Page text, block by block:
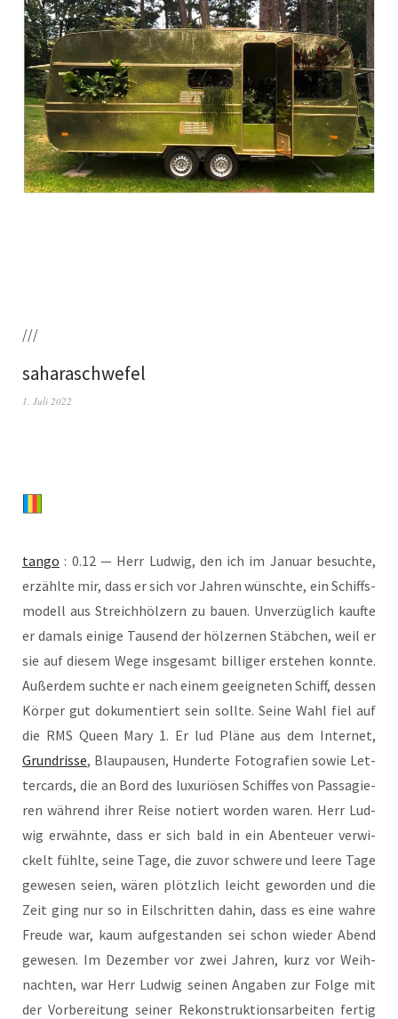
///
saharaschwefel
1. Juli 2022
tan­go : 0.12 — Herr Lud­wig, den ich im Janu­ar besuch­te,
erzähl­te mir, dass er sich vor Jah­ren wünsch­te, ein Schiffs­
mo­dell aus Streich­höl­zern zu bau­en. Unver­züg­lich kauf­te
er damals eini­ge Tau­send der höl­zer­nen Stäb­chen, weil er
sie auf die­sem Wege ins­ge­samt bil­li­ger erste­hen konn­te.
Außer­dem such­te er nach einem geeig­ne­ten Schiff, des­sen
Kör­per gut doku­men­tiert sein soll­te. Sei­ne Wahl fiel auf
die RMS Queen Mary 1. Er lud Plä­ne aus dem Inter­net,
Grund­ris­se, Blau­pau­sen, Hun­der­te Foto­gra­fien sowie Let­
ter­cards, die an Bord des luxu­riö­sen Schif­fes von Pas­sa­gie­
ren wäh­rend ihrer Rei­se notiert wor­den waren. Herr Lud­
wig erwähn­te, dass er sich bald in ein Aben­teu­er ver­wi­
ckelt fühl­te, sei­ne Tage, die zuvor schwe­re und lee­re Tage
gewe­sen sei­en, wären plötz­lich leicht gewor­den und die
Zeit ging nur so in Eil­schrit­ten dahin, dass es eine wah­re
Freu­de war, kaum auf­ge­stan­den sei schon wie­der Abend
gewe­sen. Im Dezem­ber vor zwei Jah­ren, kurz vor Weih­
nach­ten, war Herr Lud­wig sei­nen Anga­ben zur Fol­ge mit
der Vor­be­rei­tung sei­ner Rekon­struk­ti­ons­ar­bei­ten fer­tig